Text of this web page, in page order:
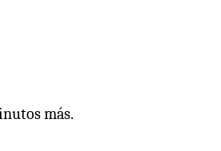
más.